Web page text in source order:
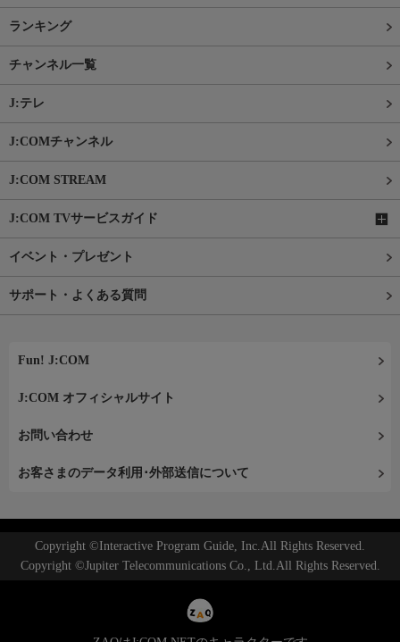
ランキング
チャンネル一覧
J:テレ
J:COMチャンネル
J:COM STREAM
J:COM TVサービスガイド
イベント・プレゼント
サポート・よくある質問
Fun! J:COM
J:COM オフィシャルサイト
お問い合わせ
お客さまのデータ利用･外部送信について
Copyright ©Interactive Program Guide, Inc.All Rights Reserved.
Copyright ©Jupiter Telecommunications Co., Ltd.All Rights Reserved.